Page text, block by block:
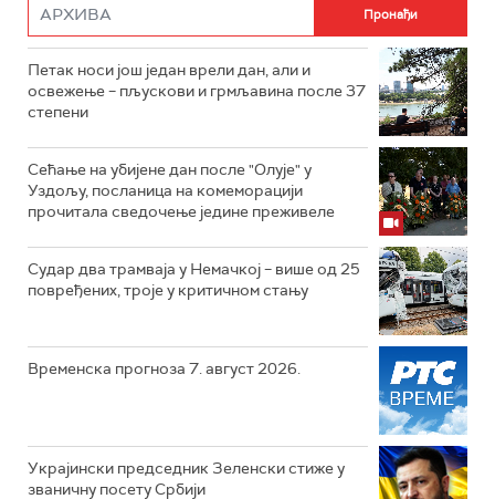
Петак носи још један врели дан, али и
освежење – пљускови и грмљавина после 37
степени
Сећање на убијене дан после "Олује" у
Уздољу, посланица на комеморацији
прочитала сведочење једине преживеле
Судар два трамваја у Немачкој – више од 25
повређених, троје у критичном стању
Временска прогноза 7. август 2026.
Украјински председник Зеленски стиже у
званичну посету Србији